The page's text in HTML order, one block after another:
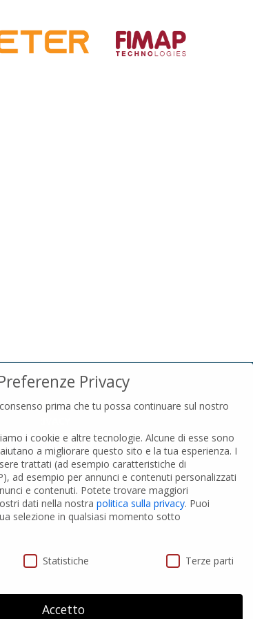
Privacy Policy
Cookies Policy
GDPR Personal data
Modifica impostazione Cookies
Privacy
prima che tu possa continuare sul nostro
i cookie e altre tecnologie. Alcune di esse sono
a migliorare questo sito e la tua esperienza. I
trattati (ad esempio caratteristiche di
ad esempio per annunci e contenuti personalizzati
e contenuti. Potete trovare maggiori
dati nella nostra politica sulla privacy. Puoi
selezione in qualsiasi momento sotto
Statistiche Terze parti
Accetto